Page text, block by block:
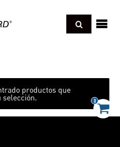
productos que
selección.
0